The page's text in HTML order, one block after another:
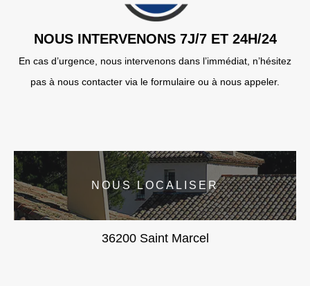
NOUS INTERVENONS 7J/7 ET 24H/24
En cas d’urgence, nous intervenons dans l’immédiat, n’hésitez
pas à nous contacter via le formulaire ou à nous appeler.
NOUS LOCALISER
36200 Saint Marcel